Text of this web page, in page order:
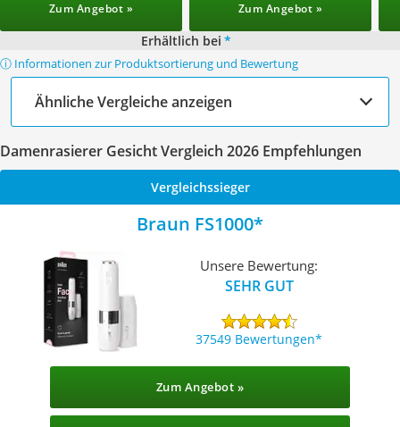
Zum Angebot » Zum Angebot »
Erhältlich bei *
ⓘ Informationen zur Produktsortierung und Bewertung
Ähnliche Vergleiche anzeigen
Damenrasierer Gesicht Vergleich 2026 Empfehlungen
Vergleichssieger
Braun FS1000
Unsere Bewertung:
SEHR GUT
37549 Bewertungen
Zum Angebot »